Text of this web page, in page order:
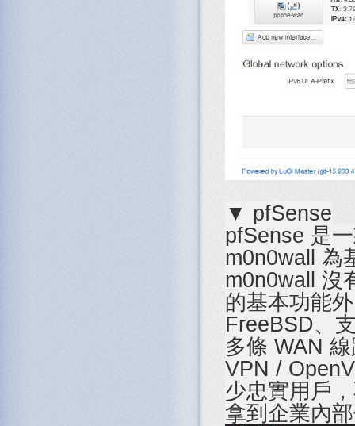
▼ pfSense
pfSense 是
m0n0wall 為
m0n0wall 沒
的基本功能
FreeBSD、
多條 WAN
VPN /
少忠實用戶
拿到企業內